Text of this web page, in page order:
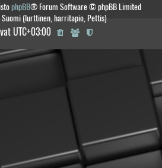
phpBB® Forum Software © phpBB Limited
Suomi (lurttinen, harritapio, Pettis)
UTC+03:00